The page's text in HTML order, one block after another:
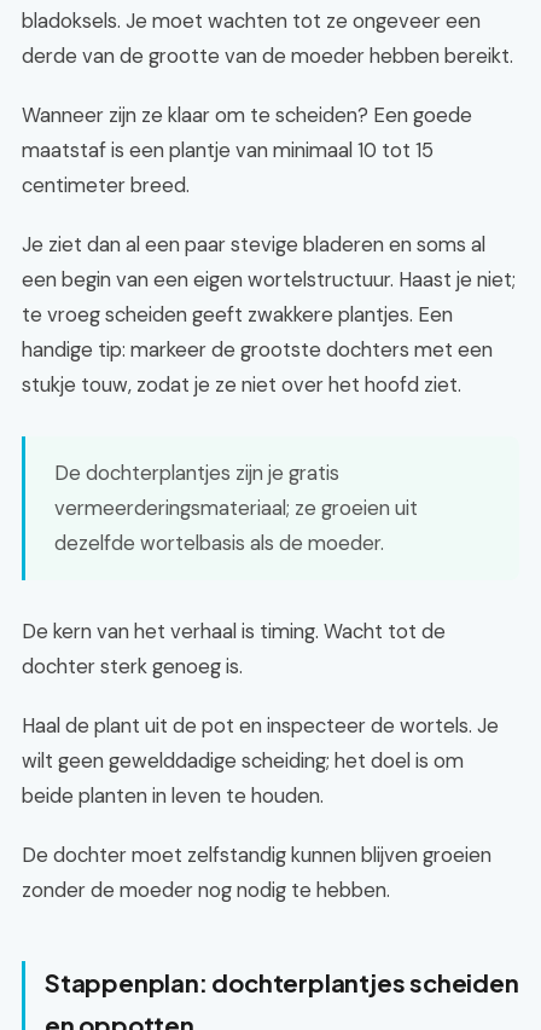
bladoksels. Je moet wachten tot ze ongeveer een
derde van de grootte van de moeder hebben bereikt.
Wanneer zijn ze klaar om te scheiden? Een goede
maatstaf is een plantje van minimaal 10 tot 15
centimeter breed.
Je ziet dan al een paar stevige bladeren en soms al
een begin van een eigen wortelstructuur. Haast je niet;
te vroeg scheiden geeft zwakkere plantjes. Een
handige tip: markeer de grootste dochters met een
stukje touw, zodat je ze niet over het hoofd ziet.
De dochterplantjes zijn je gratis
vermeerderingsmateriaal; ze groeien uit
dezelfde wortelbasis als de moeder.
De kern van het verhaal is timing. Wacht tot de
dochter sterk genoeg is.
Haal de plant uit de pot en inspecteer de wortels. Je
wilt geen gewelddadige scheiding; het doel is om
beide planten in leven te houden.
De dochter moet zelfstandig kunnen blijven groeien
zonder de moeder nog nodig te hebben.
Stappenplan: dochterplantjes scheiden